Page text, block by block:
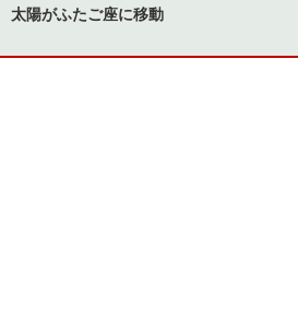
太陽がふたご座に移動